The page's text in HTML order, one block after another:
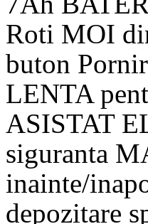
Roti MOI
buton
LENTA
ASISTAT
siguranta
inainte/
depozitare